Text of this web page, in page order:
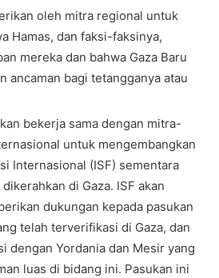
oleh mitra regional untuk
Hamas, dan faksi-faksinya,
mereka dan bahwa Gaza Baru
ancaman bagi tetangganya atau
bekerja sama dengan mitra-
untuk mengembangkan
Internasional (ISF) sementara
di Gaza. ISF akan
dukungan kepada pasukan
telah terverifikasi di Gaza, dan
dengan Yordania dan Mesir yang
luas di bidang ini. Pasukan ini